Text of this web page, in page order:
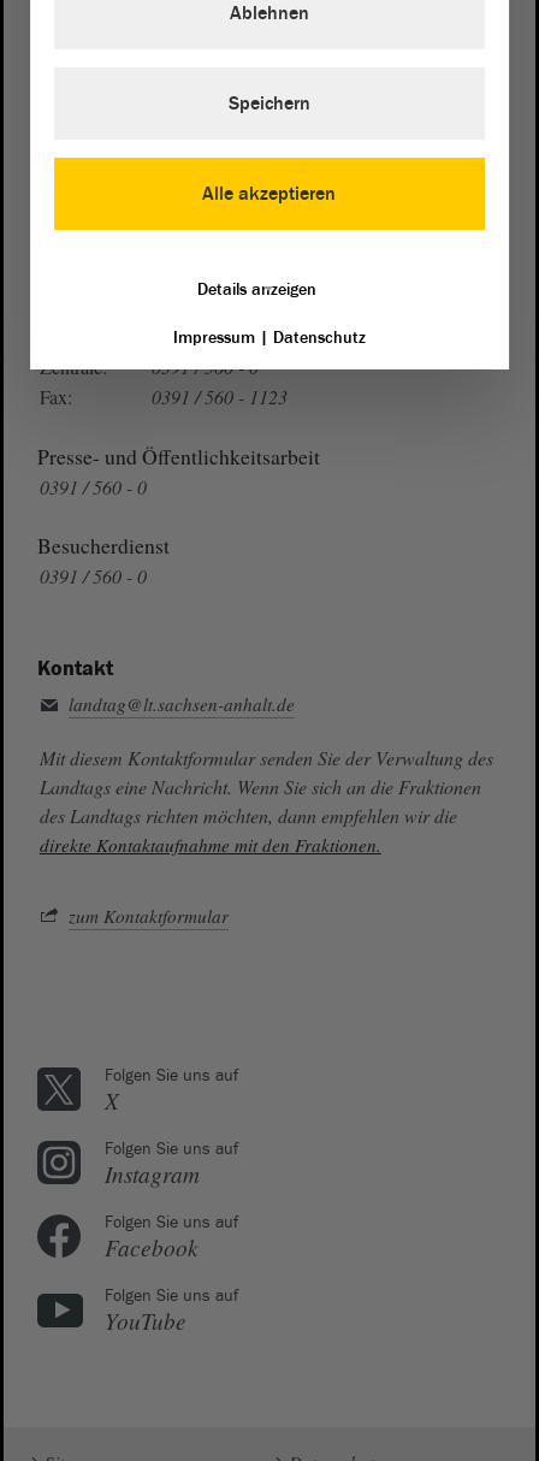
von Sachsen-Anhalt
39104 Magdeburg
Wegbeschreibung
Telefon und Fax
Zentrale:
0391 / 560 - 0
Fax:
0391 / 560 - 1123
Presse- und Öffentlichkeitsarbeit
0391 / 560 - 0
Besucherdienst
0391 / 560 - 0
Kontakt
landtag@lt.sachsen-anhalt.de
Mit diesem Kontaktformular senden Sie der Verwaltung des
Landtags eine Nachricht. Wenn Sie sich an die Fraktionen
des Landtags richten möchten, dann empfehlen wir die
direkte Kontaktaufnahme mit den Fraktionen.
zum Kontaktformular
Folgen Sie uns auf
X
Folgen Sie uns auf
Instagram
Folgen Sie uns auf
Facebook
Folgen Sie uns auf
YouTube
Alle akzeptieren
Ablehnen
Speichern
Details anzeigen
Impressum| Datenschutz